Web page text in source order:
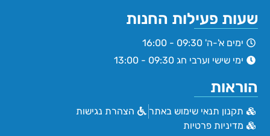
שעות פעילות החנות
ימים א'-ה' 09:30 - 16:00
ימי שישי וערבי חג 09:30 - 13:00
הוראות
תקנון תנאי שימוש באתר
הצהרת נגישות
מדיניות פרטיות